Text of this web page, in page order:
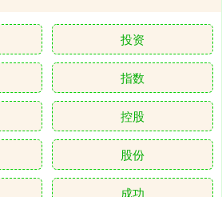
投资
指数
控股
股份
成功